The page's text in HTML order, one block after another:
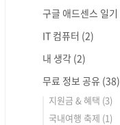
구글 애드센스 일기
IT 컴퓨터 (2)
내 생각 (2)
무료 정보 공유 (38)
지원금 & 혜택 (3)
국내여행 축제 (1)